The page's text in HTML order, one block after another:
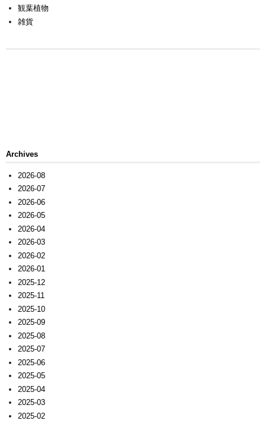
観葉植物
雑貨
Archives
2026-08
2026-07
2026-06
2026-05
2026-04
2026-03
2026-02
2026-01
2025-12
2025-11
2025-10
2025-09
2025-08
2025-07
2025-06
2025-05
2025-04
2025-03
2025-02